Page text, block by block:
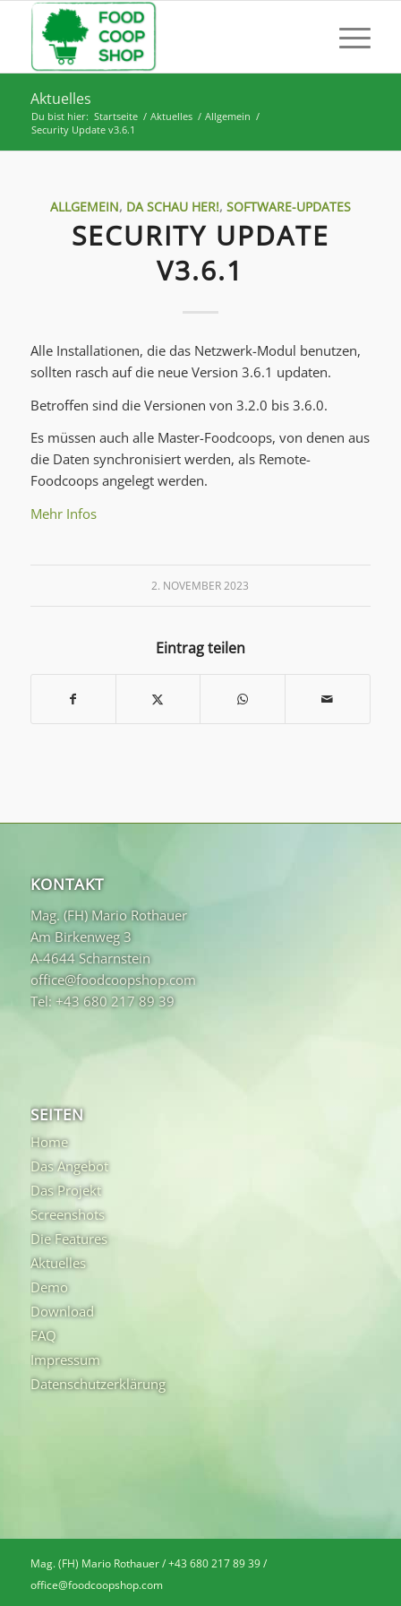
Aktuelles
Du bist hier: Startseite / Aktuelles / Allgemein /
Security Update v3.6.1
ALLGEMEIN, DA SCHAU HER!, SOFTWARE-UPDATES
SECURITY UPDATE
V3.6.1
Alle Installationen, die das Netzwerk-Modul benutzen,
sollten rasch auf die neue Version 3.6.1 updaten.
Betroffen sind die Versionen von 3.2.0 bis 3.6.0.
Es müssen auch alle Master-Foodcoops, von denen aus
die Daten synchronisiert werden, als Remote-
Foodcoops angelegt werden.
Mehr Infos
2. NOVEMBER 2023
Eintrag teilen
KONTAKT
Mag. (FH) Mario Rothauer
Am Birkenweg 3
A-4644 Scharnstein
office@foodcoopshop.com
Tel: +43 680 217 89 39
SEITEN
Home
Das Angebot
Das Projekt
Screenshots
Die Features
Aktuelles
Demo
Download
FAQ
Impressum
Datenschutzerklärung
Mag. (FH) Mario Rothauer / +43 680 217 89 39 /
office@foodcoopshop.com